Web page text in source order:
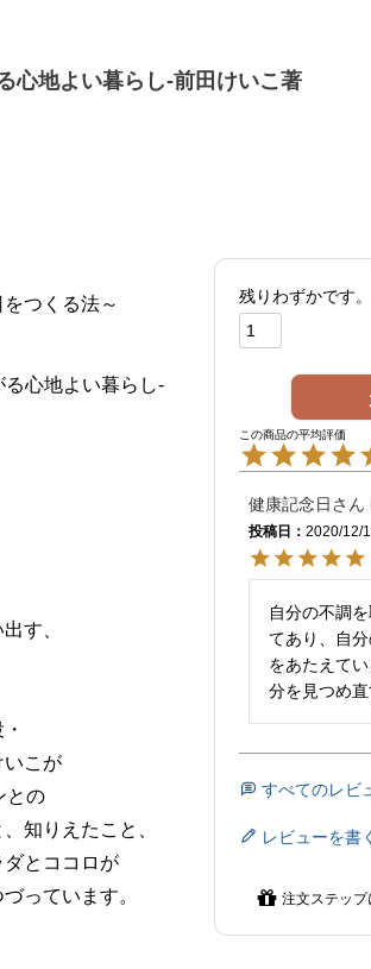
心地よい暮らし-前田けいこ著
つくる法～
心地よい暮らし-
す、
いこが
との
知りえたこと、
とココロが
っています。
残りわずかです。
健康記念日
投稿日
2020/12/
自分の不調
てあり、自
をあたえて
分を見つめ直
すべてのレビ
レビューを書く
注文ステッ